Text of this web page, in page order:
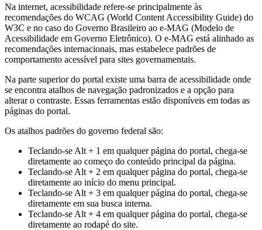
Na internet, acessibilidade refere-se principalmente às
recomendações do WCAG (World Content Accessibility Guide) do
W3C e no caso do Governo Brasileiro ao e-MAG (Modelo de
Acessibilidade em Governo Eletrônico). O e-MAG está alinhado as
recomendações internacionais, mas estabelece padrões de
comportamento acessível para sites governamentais.
Na parte superior do portal existe uma barra de acessibilidade onde
se encontra atalhos de navegação padronizados e a opção para
alterar o contraste. Essas ferramentas estão disponíveis em todas as
páginas do portal.
Os atalhos padrões do governo federal são:
Teclando-se Alt + 1 em qualquer página do portal, chega-se
diretamente ao começo do conteúdo principal da página.
Teclando-se Alt + 2 em qualquer página do portal, chega-se
diretamente ao início do menu principal.
Teclando-se Alt + 3 em qualquer página do portal, chega-se
diretamente em sua busca interna.
Teclando-se Alt + 4 em qualquer página do portal, chega-se
diretamente ao rodapé do site.